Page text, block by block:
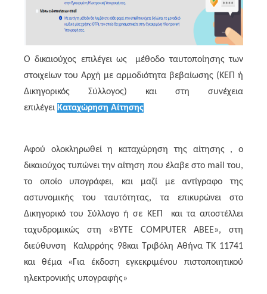
Ο δικαιούχος επιλέγει ως μέθοδο ταυτοποίησης των
στοιχείων του Αρχή με αρμοδιότητα βεβαίωσης (ΚΕΠ ή
Δικηγορικός Σύλλογος) και στη συνέχεια
επιλέγει Καταχώρηση Αίτησης
Αφού ολοκληρωθεί η καταχώρηση της αίτησης , ο
δικαιούχος τυπώνει την αίτηση που έλαβε στο mail του,
το οποίο υπογράφει, και μαζί με αντίγραφο της
αστυνομικής του ταυτότητας, τα επικυρώνει στο
Δικηγορικό του Σύλλογο ή σε ΚΕΠ και τα αποστέλλει
ταχυδρομικώς στη «BYTE COMPUTER ABEE», στη
διεύθυνση Καλιρρόης 98και Τριβόλη Αθήνα ΤΚ 11741
και θέμα «Για έκδοση εγκεκριμένου πιστοποιητικού
ηλεκτρονικής υπογραφής»